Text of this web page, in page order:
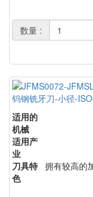
数量 :
钨钢铣牙刀-小径-
适用的
机械
适用产
业
刀具特
色
拥有较高的